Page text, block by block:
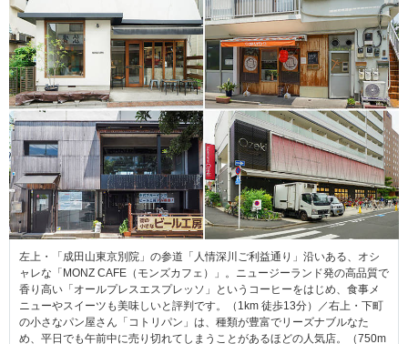
左上・「成田山東京別院」の参道「人情深川ご利益通り」沿いある、オシ
ャレな「MONZ CAFE（モンズカフェ）」。ニュージーランド発の高品質で
香り高い「オールプレスエスプレッソ」というコーヒーをはじめ、食事メ
ニューやスイーツも美味しいと評判です。（1km 徒歩13分）／右上・下町
の小さなパン屋さん「コトリパン」は、種類が豊富でリーズナブルなた
め、平日でも午前中に売り切れてしまうことがあるほどの人気店。（750m